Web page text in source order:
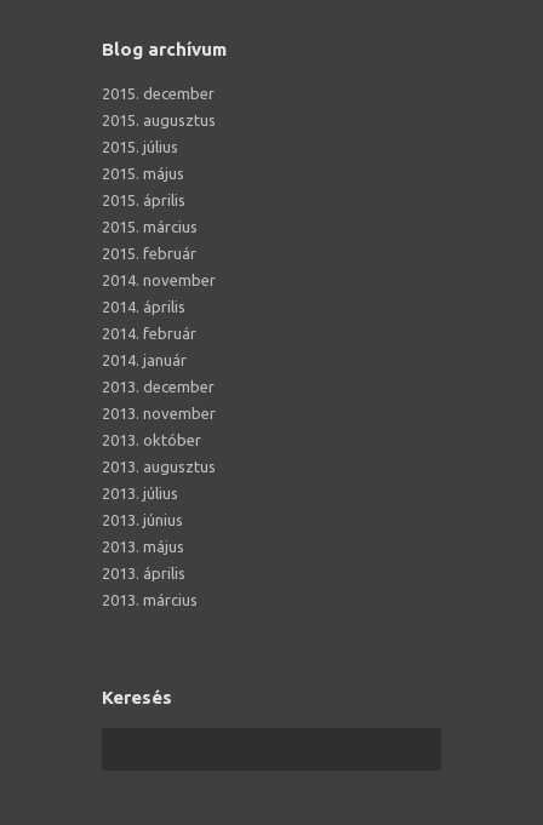
Blog archívum
2015. december
2015. augusztus
2015. július
2015. május
2015. április
2015. március
2015. február
2014. november
2014. április
2014. február
2014. január
2013. december
2013. november
2013. október
2013. augusztus
2013. július
2013. június
2013. május
2013. április
2013. március
Keresés